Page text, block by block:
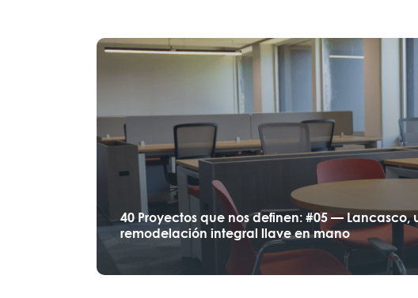
40 Proyectos que nos definen: #05 — Lancasco,
remodelación integral llave en mano